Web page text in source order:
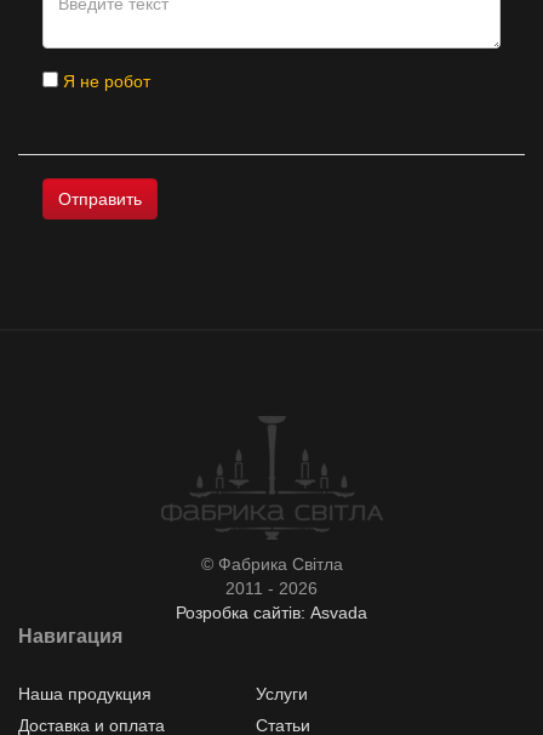
Я не робот
© Фабрика Світла
2011 - 2026
Розробка сайтів: Asvada
Навигация
Наша продукция
Услуги
Доставка и оплата
Статьи